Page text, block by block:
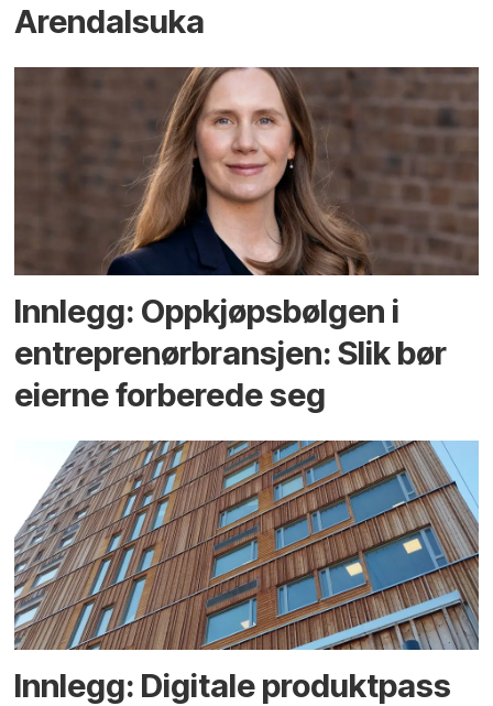
Arendals­uka
Innlegg: Oppkjøps­bølgen i
entreprenør­bransjen: Slik bør
eierne forberede seg
Innlegg: Digitale produktpass